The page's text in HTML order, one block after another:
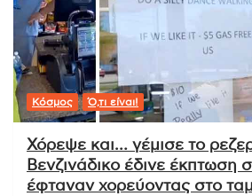
Κόσμος Ό,τι είναι!
Χόρεψε και… γέμισε το
Βενζινάδικο έδινε έκπτωση
έφταναν χορεύοντας στο